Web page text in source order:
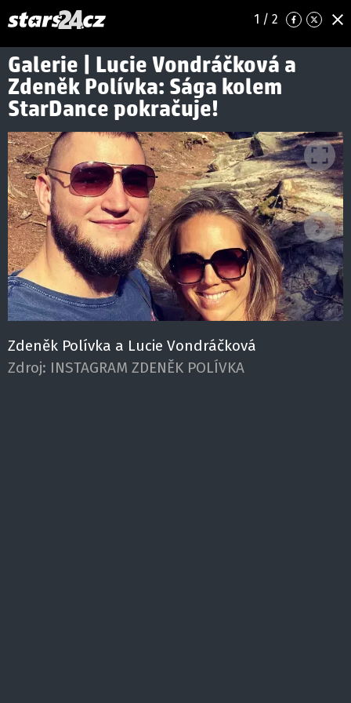
1 / 2
Galerie | Lucie Vondráčková a
Zdeněk Polívka: Sága kolem
StarDance pokračuje!
Zdeněk Polívka a Lucie Vondráčková
Zdroj: INSTAGRAM ZDENĚK POLÍVKA